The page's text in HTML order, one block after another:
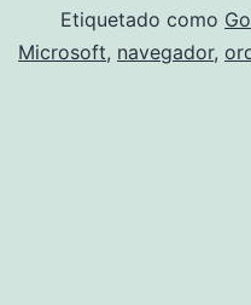
Etiquetado como
Microsoft, navegador,